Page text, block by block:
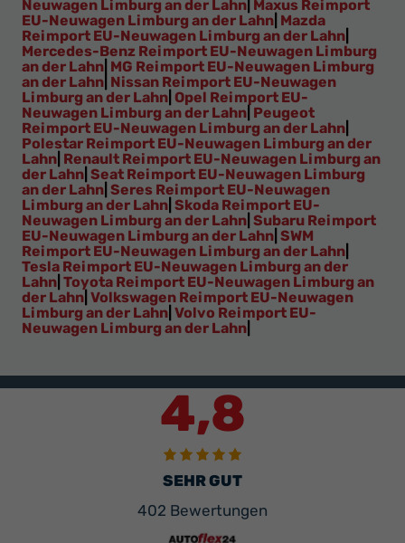
Neuwagen Limburg an der Lahn Maxus Reimport
EU-Neuwagen Limburg an der Lahn Mazda
Reimport EU-Neuwagen Limburg an der Lahn
Mercedes-Benz Reimport EU-Neuwagen Limburg
an der Lahn MG Reimport EU-Neuwagen Limburg
an der Lahn Nissan Reimport EU-Neuwagen
Limburg an der Lahn Opel Reimport EU-
Neuwagen Limburg an der Lahn Peugeot
Reimport EU-Neuwagen Limburg an der Lahn
Polestar Reimport EU-Neuwagen Limburg an der
Lahn Renault Reimport EU-Neuwagen Limburg an
der Lahn Seat Reimport EU-Neuwagen Limburg
an der Lahn Seres Reimport EU-Neuwagen
Limburg an der Lahn Skoda Reimport EU-
Neuwagen Limburg an der Lahn Subaru Reimport
EU-Neuwagen Limburg an der Lahn SWM
Reimport EU-Neuwagen Limburg an der Lahn
Tesla Reimport EU-Neuwagen Limburg an der
Lahn Toyota Reimport EU-Neuwagen Limburg an
der Lahn Volkswagen Reimport EU-Neuwagen
Limburg an der Lahn Volvo Reimport EU-
Neuwagen Limburg an der Lahn
4,8
SEHR GUT
402 Bewertungen